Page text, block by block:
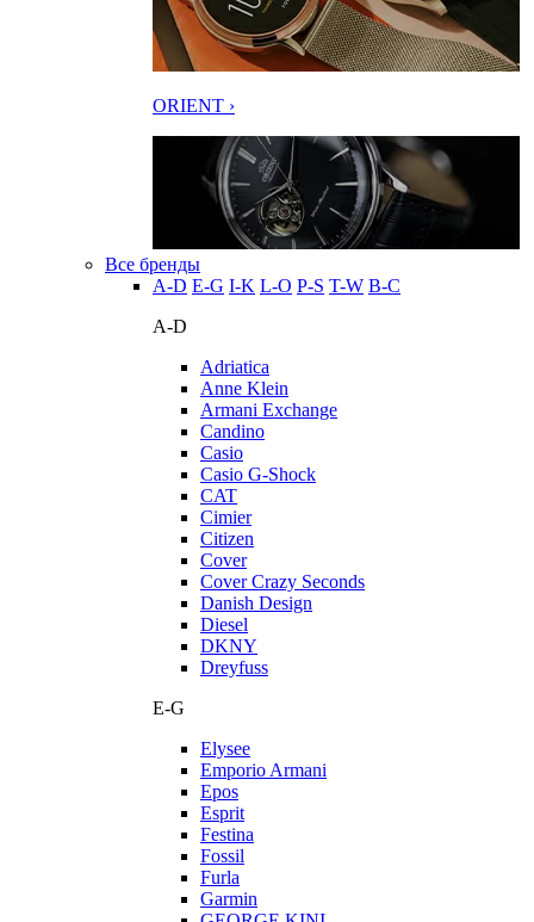
ORIENT ›
Все бренды
A-D E-G I-K L-O P-S T-W В-С
A-D
Adriatica
Anne Klein
Armani Exchange
Candino
Casio
Casio G-Shock
CAT
Cimier
Citizen
Cover
Cover Crazy Seconds
Danish Design
Diesel
DKNY
Dreyfuss
E-G
Elysee
Emporio Armani
Epos
Esprit
Festina
Fossil
Furla
Garmin